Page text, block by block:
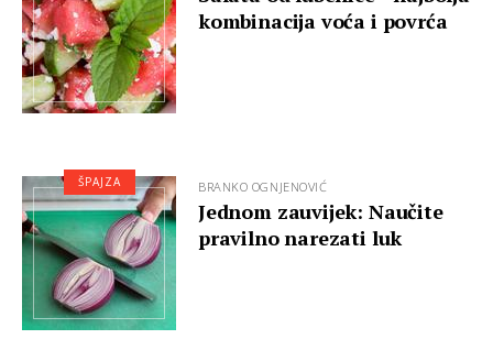
kombinacija voća i povrća
BRANKO OGNJENOVIĆ
Jednom zauvijek: Naučite
pravilno narezati luk
ŠPAJZA